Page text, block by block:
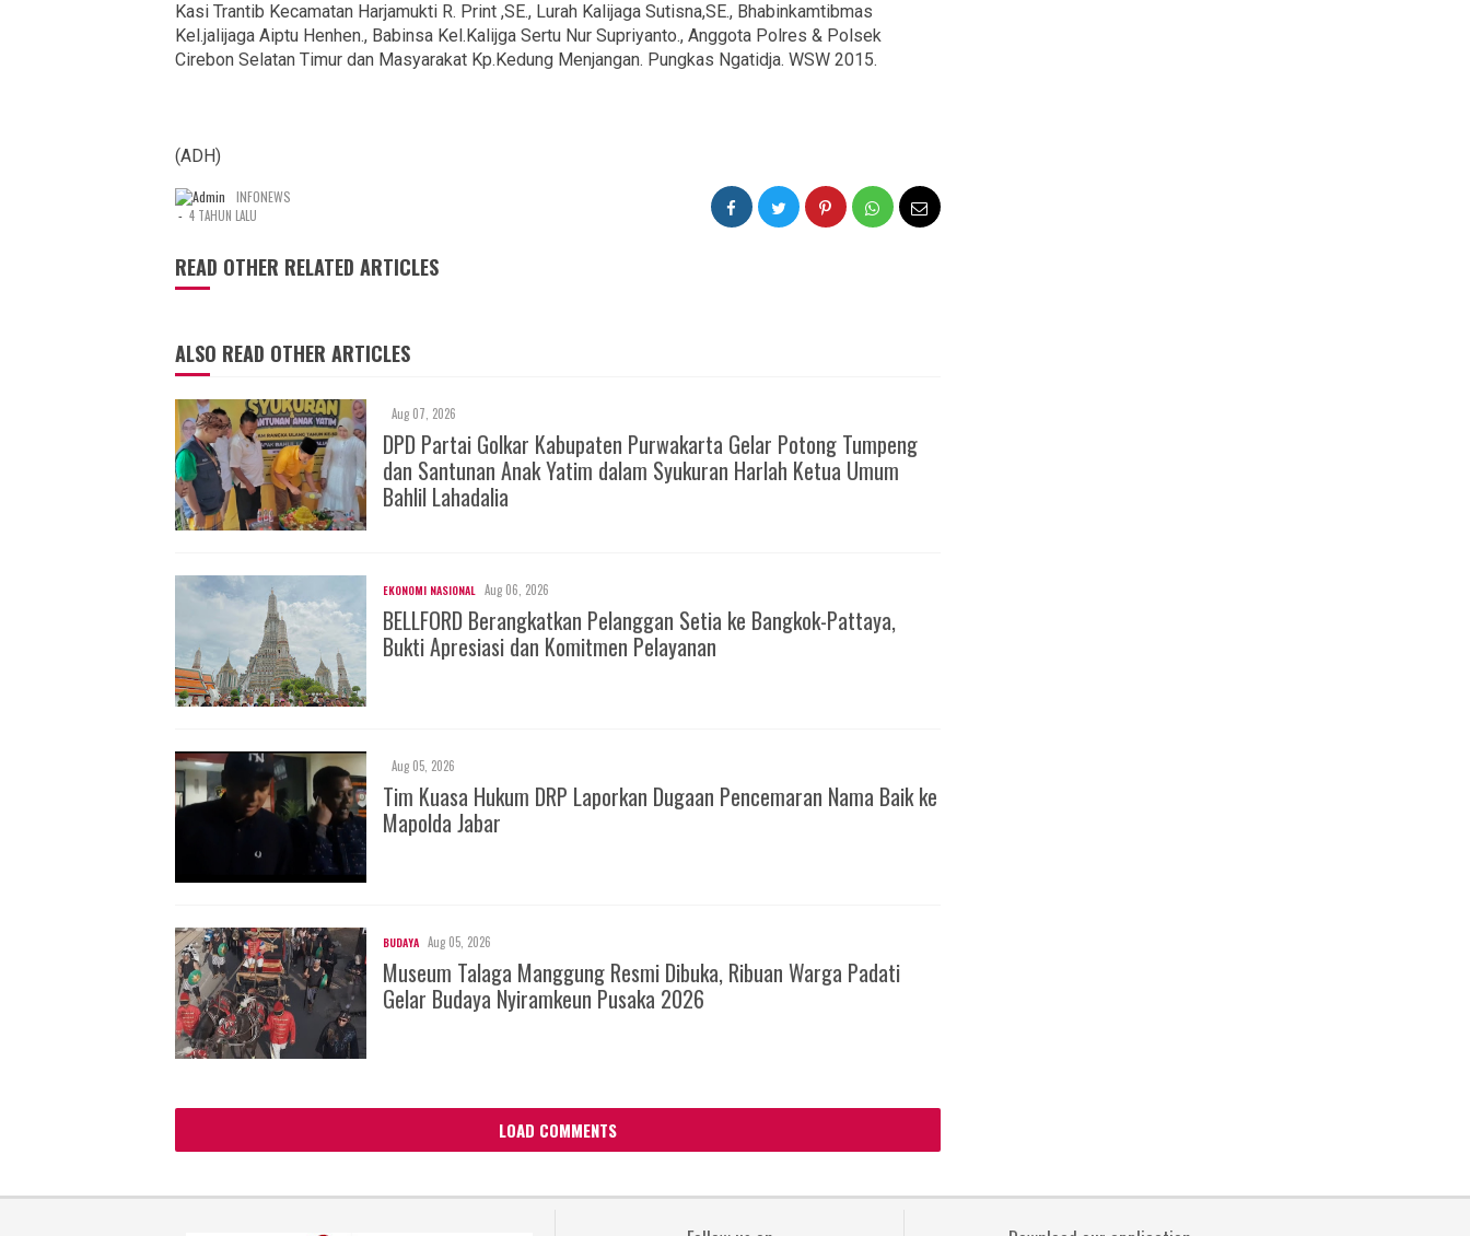
Kasi Trantib Kecamatan Harjamukti R. Print ,SE., Lurah Kalijaga Sutisna,SE., Bhabinkamtibmas
Kel.jalijaga Aiptu Henhen., Babinsa Kel.Kalijga Sertu Nur Supriyanto., Anggota Polres & Polsek
Cirebon Selatan Timur dan Masyarakat Kp.Kedung Menjangan. Pungkas Ngatidja. WSW 2015.
(ADH)
INFONEWS
- 4 TAHUN LALU
READ OTHER RELATED ARTICLES
ALSO READ OTHER ARTICLES
Aug 07, 2026
DPD Partai Golkar Kabupaten Purwakarta Gelar Potong Tumpeng
dan Santunan Anak Yatim dalam Syukuran Harlah Ketua Umum
Bahlil Lahadalia
EKONOMI NASIONAL Aug 06, 2026
BELLFORD Berangkatkan Pelanggan Setia ke Bangkok-Pattaya,
Bukti Apresiasi dan Komitmen Pelayanan
Aug 05, 2026
Tim Kuasa Hukum DRP Laporkan Dugaan Pencemaran Nama Baik ke
Mapolda Jabar
BUDAYA Aug 05, 2026
Museum Talaga Manggung Resmi Dibuka, Ribuan Warga Padati
Gelar Budaya Nyiramkeun Pusaka 2026
LOAD COMMENTS